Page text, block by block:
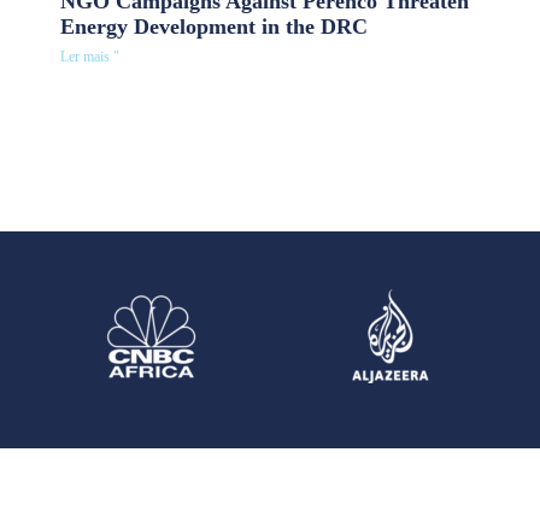
Energy Development in the DRC
Ler mais "